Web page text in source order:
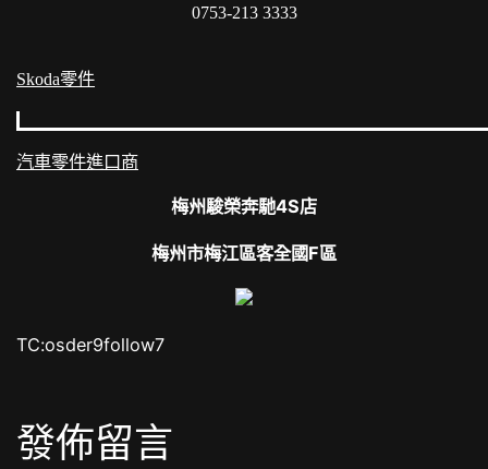
0753-213 3333
Skoda零件
汽車零件進口商
梅州駿榮奔馳4S店
梅州市梅江區客全國F區
TC:osder9follow7
發佈留言